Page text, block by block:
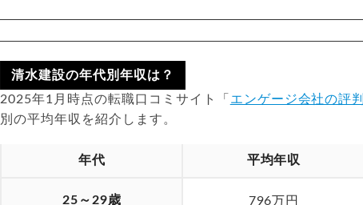
清水建設の年代別年収は？
2025年1月時点の転職口コミサイト「 エンゲージ会社の評判
別の平均年収を紹介します。
年代 平均年収
25～29歳 796万円